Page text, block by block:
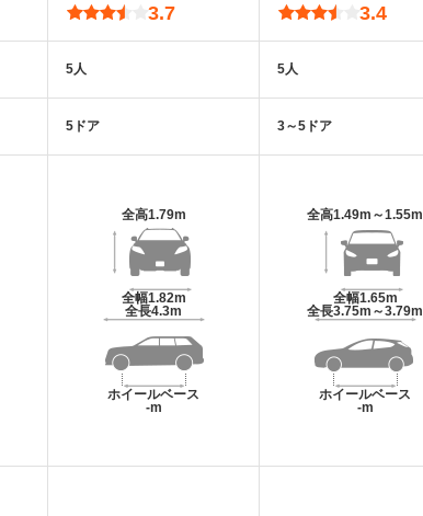
3.7
5人
5ドア
全高1.79m
全幅1.82m
全長4.3m
ホイールベース
-m
3.4
5人
3～5ドア
全高1.49m～1.55m
全幅1.65m
全長3.75m～3.79m
ホイールベース
-m